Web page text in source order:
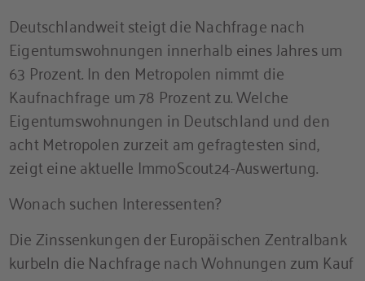
Deutschlandweit steigt die Nachfrage nach
Eigentumswohnungen innerhalb eines Jahres um
63 Prozent. In den Metropolen nimmt die
Kaufnachfrage um 78 Prozent zu. Welche
Eigentumswohnungen in Deutschland und den
acht Metropolen zurzeit am gefragtesten sind,
zeigt eine aktuelle ImmoScout24-Auswertung.
Wonach suchen Interessenten?
Die Zinssenkungen der Europäischen Zentralbank
kurbeln die Nachfrage nach Wohnungen zum Kauf